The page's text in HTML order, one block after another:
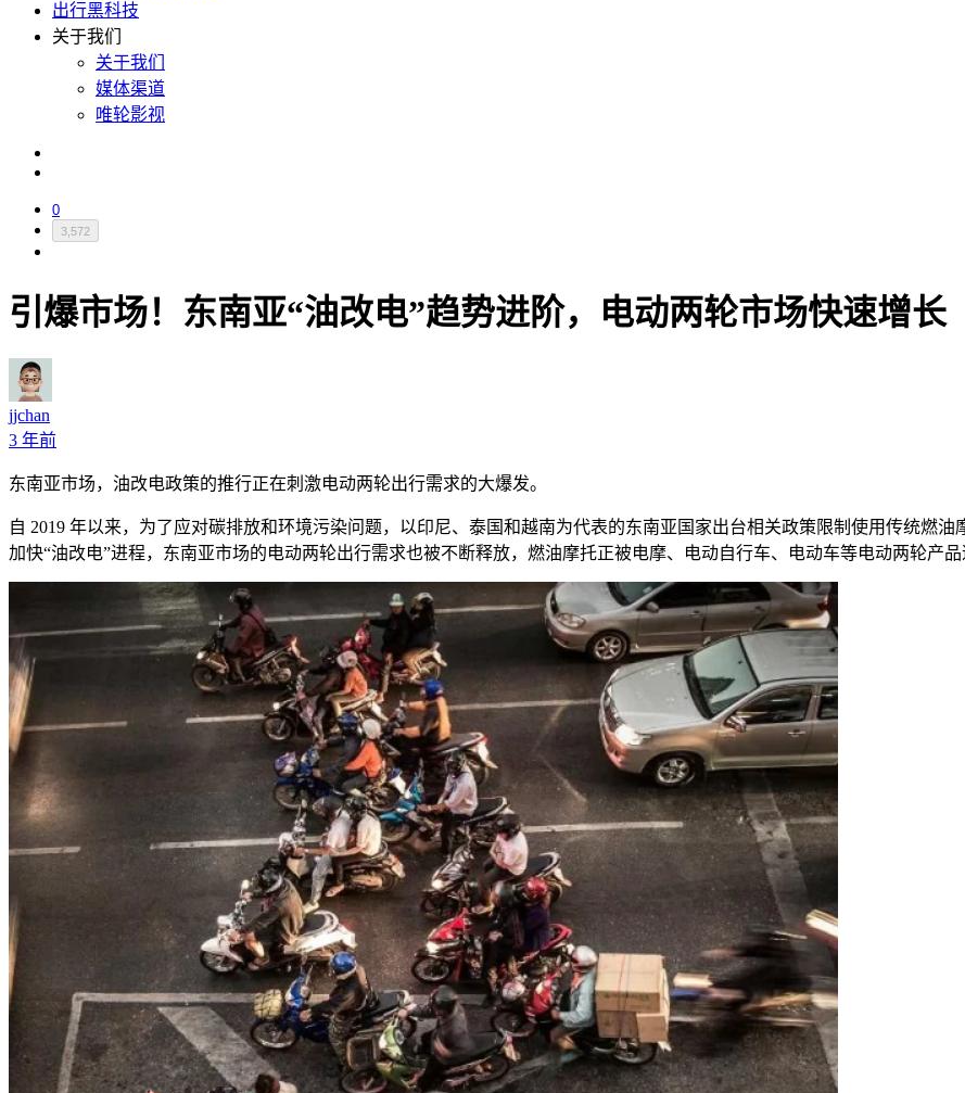
出行黑科技
关于我们
关于我们
媒体渠道
唯轮影视
0
3,572
引爆市场！东南亚“油改电”趋势进阶，电动两轮市场快速增长
jjchan
3 年前
东南亚市场，油改电政策的推行正在刺激电动两轮出行需求的大爆发。
自 2019 年以来，为了应对碳排放和环境污染问题，以印尼、泰国和越南为代表的东南亚国家出台相关政策限制使用传统燃油
加快“油改电”进程，东南亚市场的电动两轮出行需求也被不断释放，燃油摩托正被电摩、电动自行车、电动车等电动两轮产